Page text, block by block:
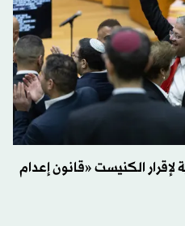
لإقرار الكنيست «قانون إعدام